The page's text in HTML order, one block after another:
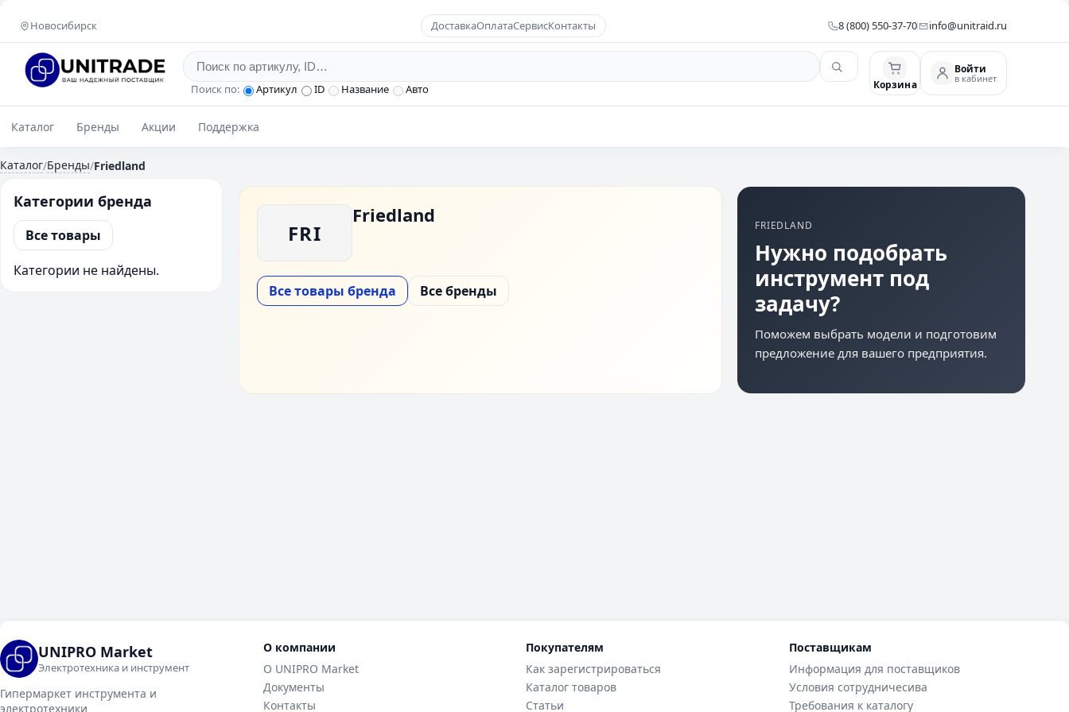
Новосибирск ДоставкаОплатаСервисКонтакты 8 (800) 550-37-70 info@unitraid.ru
Поиск по: Артикул ID Название Авто Корзина
Войти
в кабинет
Каталог Бренды Акции Поддержка
Каталог/Бренды/Friedland
Категории бренда
Все товары
Категории не найдены.
FRI
Friedland
Все товары бренда Все бренды
FRIEDLAND
Нужно подобрать
инструмент под
задачу?
Поможем выбрать модели и подготовим
предложение для вашего предприятия.
UNIPRO Market
Электротехника и инструмент
Гипермаркет инструмента и
электротехники
О компании
О UNIPRO Market
Документы
Контакты
Покупателям
Как зарегистрироваться
Каталог товаров
Статьи
Поставщикам
Информация для поставщиков
Условия сотрудничесива
Требования к каталогу